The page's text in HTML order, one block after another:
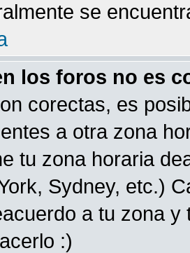
se
los foros no es
corectas, es
a otra zona
tu zona horaria
Sydney, etc.)
a tu zona
:)